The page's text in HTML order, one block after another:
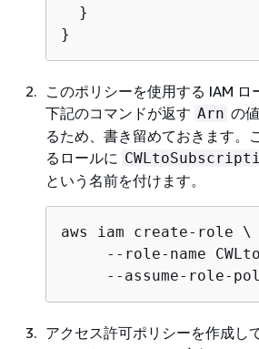
  }
}
このポリシーを使用する IAM ロ
下記のコマンドが返す Arn の
るため、書き留めておきます。
るロールに
という名前を付けます。
aws iam create-role \
--role-name
--assume-role-
アクセス許可ポリシーを作成し